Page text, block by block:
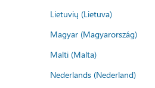
Lietuvių (Lietuva)
Magyar (Magyarország)
Malti (Malta)
Nederlands (Nederland)